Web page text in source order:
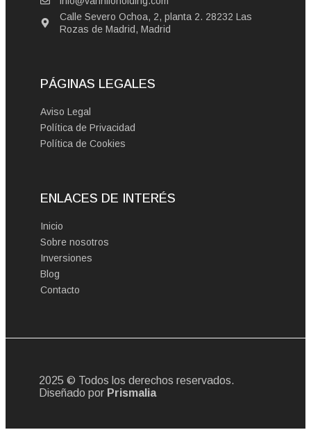
Calle Severo Ochoa, 2, planta 2. 28232 Las
Rozas de Madrid, Madrid
PÁGINAS LEGALES
Aviso Legal
Política de Privacidad
Política de Cookies
ENLACES DE INTERÉS
Inicio
Sobre nosotros
Inversiones
Blog
Contacto
2025 © Todos los derechos reservados.
Diseñado por Prismalia